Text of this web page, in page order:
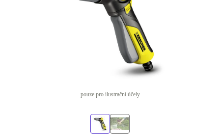
pouze pro ilustrační účely